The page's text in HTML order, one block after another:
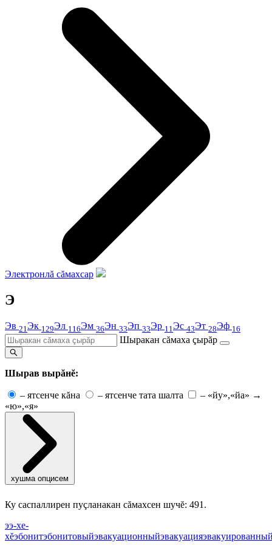
Электронлă сăмахсар
Э
Эв 21Эк 129Эл 116Эм 36Эн 33Эп 33Эр 11Эс 43Эт 28Эф 16
Шыракан сăмаха çырăр
Шырав вырăнĕ:
– ятсенче кăна – ятсенче тата шалта – «йу»,«йа» →
«ю»,«я»
хушма опцисем
Ку саспаллирен пуçланакан сăмахсен шучĕ: 491.
ээ-хе-
хĕэбонитэбонитовыйэвакуационныйэвакуация